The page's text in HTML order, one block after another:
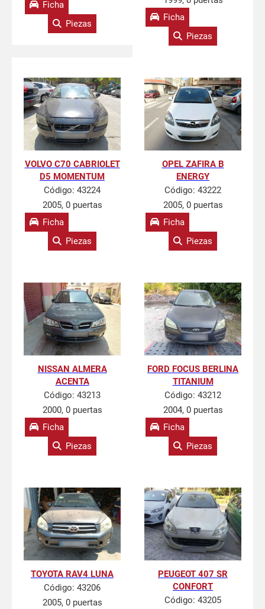
Ficha
Piezas
Ficha
Piezas
VOLVO C70 CABRIOLET
D5 MOMENTUM
Código: 43224
2005, 0 puertas
Ficha
Piezas
OPEL ZAFIRA B
ENERGY
Código: 43222
2005, 0 puertas
Ficha
Piezas
NISSAN ALMERA
ACENTA
Código: 43213
2000, 0 puertas
Ficha
Piezas
FORD FOCUS BERLINA
TITANIUM
Código: 43212
2004, 0 puertas
Ficha
Piezas
TOYOTA RAV4 LUNA
Código: 43206
2005, 0 puertas
PEUGEOT 407 SR
CONFORT
Código: 43205